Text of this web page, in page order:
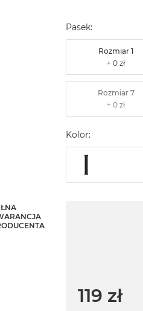
Pasek:
Rozmiar 1
Rozmiar 7
Kolor:
119 zł